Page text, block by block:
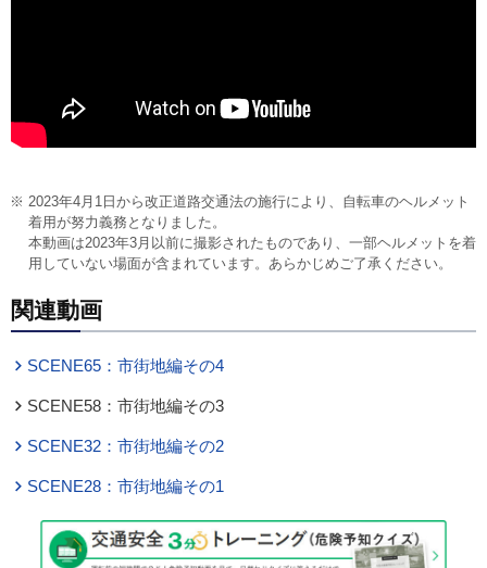
2023年4月1日から改正道路交通法の施行により、自転車のヘルメット
着用が努力義務となりました。
本動画は2023年3月以前に撮影されたものであり、一部ヘルメットを着
用していない場面が含まれています。あらかじめご了承ください。
関連動画
SCENE65：市街地編その4
SCENE58：市街地編その3
SCENE32：市街地編その2
SCENE28：市街地編その1